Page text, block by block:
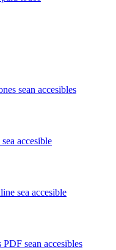
sean accesibles
accesible
sea accesible
sean accesibles